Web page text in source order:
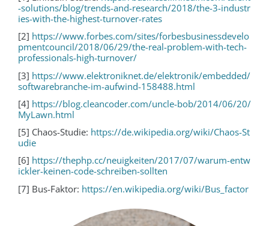
-solutions/blog/trends-and-research/2018/the-3-industr
ies-with-the-highest-turnover-rates
[2] https://www.forbes.com/sites/forbesbusinessdevelo
pmentcouncil/2018/06/29/the-real-problem-with-tech-
professionals-high-turnover/
[3] https://www.elektroniknet.de/elektronik/embedded/
softwarebranche-im-aufwind-158488.html
[4] https://blog.cleancoder.com/uncle-bob/2014/06/20/
MyLawn.html
[5] Chaos-Studie: https://de.wikipedia.org/wiki/Chaos-St
udie
[6] https://thephp.cc/neuigkeiten/2017/07/warum-entw
ickler-keinen-code-schreiben-sollten
[7] Bus-Faktor: https://en.wikipedia.org/wiki/Bus_factor